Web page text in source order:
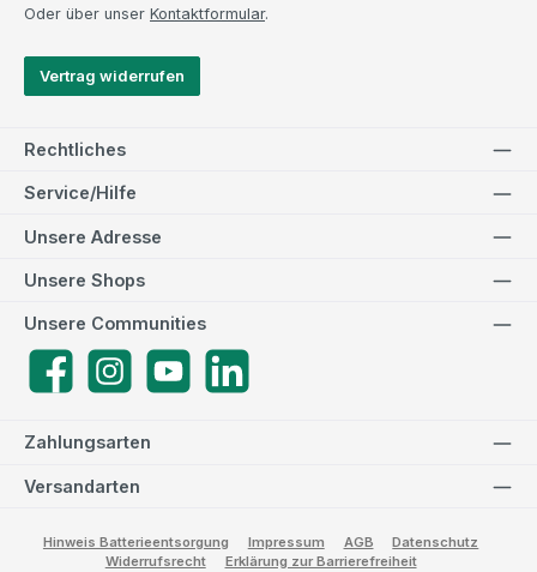
Oder über unser Kontaktformular.
Vertrag widerrufen
Rechtliches
Service/Hilfe
Zahlungsarten
Versandarten
Unsere Adresse
Unsere Communities
FacebookInstagramYouTube
Unsere Shops
Hinweis Batterieentsorgung Impressum AGB
Datenschutz
Widerrufsrecht
Erklärung zur Barrierefreiheit